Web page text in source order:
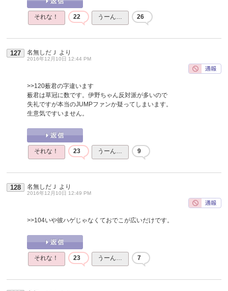
それな！ 22 うーん… 26
127 名無しだＪ より
2016年12月10日 12:44 PM
>>120薮君の字違います
薮君は草冠に数です。伊野ちゃん反対派が多いので
失礼ですが本当のJUMPファンか疑ってしまいます。
生意気ですいません。
それな！ 23 うーん… 9
128 名無しだＪ より
2016年12月10日 12:49 PM
>>104いや彼ハゲじゃなくておでこが広いだけです。
それな！ 23 うーん… 7